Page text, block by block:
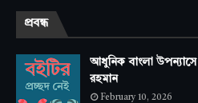
প্রবন্ধ
আধুনিক বাংলা
রহমান
February 10, 2026